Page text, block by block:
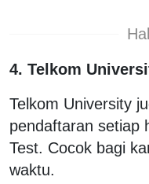
4. Telkom
Telkom University
pendaftaran setiap
Test. Cocok bagi
waktu.